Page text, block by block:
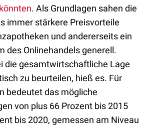
. Als Grundlagen sahen die
immer stärkere Preisvorteile
und andererseits ein
des Onlinehandels generell.
die gesamtwirtschaftliche Lage
zu beurteilen, hieß es. Für
bedeutet das mögliche
von plus 66 Prozent bis 2015
bis 2020, gemessen am Niveau